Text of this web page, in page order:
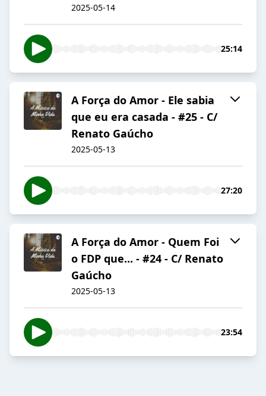
2025-05-14
25:14
A Força do Amor - Ele sabia
que eu era casada - #25 - C/
Renato Gaúcho
2025-05-13
27:20
A Força do Amor - Quem Foi
o FDP que... - #24 - C/ Renato
Gaúcho
2025-05-13
23:54